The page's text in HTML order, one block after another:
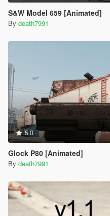
S&W Model 659 [Animated]
By death7991
5.0
Glock P80 [Animated]
By death7991